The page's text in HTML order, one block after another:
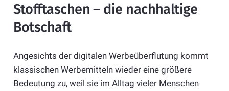
Stofftaschen – die nachhaltige
Botschaft
Angesichts der digitalen Werbeüberflutung kommt
klassischen Werbemitteln wieder eine größere
Bedeutung zu, weil sie im Alltag vieler Menschen